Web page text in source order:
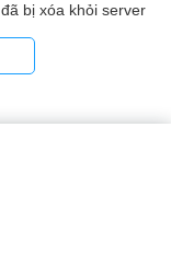
bị xóa khỏi server